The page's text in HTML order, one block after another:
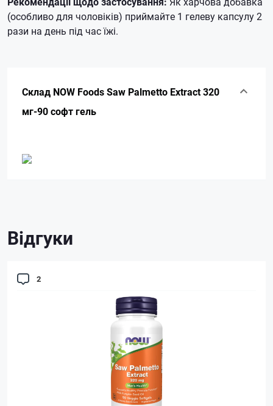
(особливо для чоловіків) приймайте 1 гелеву капсулу 2
рази на день під час їжі.
Склад NOW Foods Saw Palmetto Extract 320
мг-90 софт гель
Відгуки
2